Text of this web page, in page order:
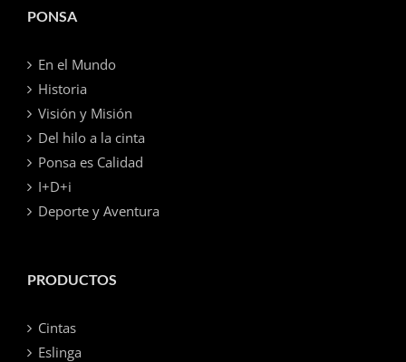
PONSA
En el Mundo
Historia
Visión y Misión
Del hilo a la cinta
Ponsa es Calidad
I+D+i
Deporte y Aventura
PRODUCTOS
Cintas
Eslinga